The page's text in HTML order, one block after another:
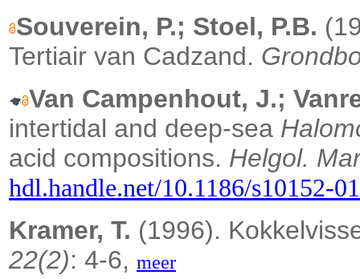
Souverein, P.; Stoel, P.B.
Tertiair van Cadzand.
Van Campenhout, J.;
intertidal and deep-sea
acid compositions. Helgol.
hdl.handle.net/10.1186/s10152-
Kramer, T. (1996).
22(2): 4-6, meer